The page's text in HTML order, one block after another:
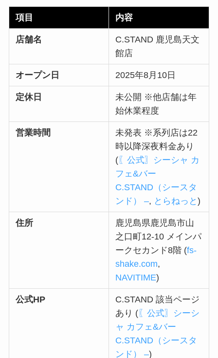
項目 内容
店舗名
C.STAND 鹿児島天文
館店
オープン日 2025年8月10日
定休日
未公開 ※他店舗は年
始休業程度
営業時間
未発表 ※系列店は22
時以降深夜料金あり
( 〖公式〗シーシャ カ
フェ&バー
C.STAND（シースタ
ンド） –, とらねっと)
住所
鹿児島県鹿児島市山
之口町12‑10 メインパ
ークセカンド8階 (fs-
shake.com,
NAVITIME)
公式HP
C.STAND 該当ページ
あり ( 〖公式〗シーシ
ャ カフェ&バー
C.STAND（シースタ
ンド） –)